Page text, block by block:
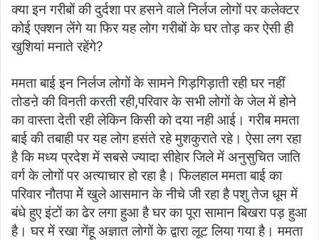
क्या इन गरीबों की दुर्दशा पर हसने वाले निर्लज लोगों पर कलेक्टर
कोई एक्शन लेंगे या फिर यह लोग गरीबों के घर तोड़ कर ऐसी ही
खुशियां मनाते रहेंगे?
ममता बाई इन निर्लज लोगों के सामने गिड़गिड़ाती रही घर नहीं
तोडऩे की विनती करती रही,परिवार के सभी लोगों के जेल में होने
का वास्ता देती रही लेकिन किसी को दया नही आई। गरीब ममता
बाई की तबाही पर यह लोग हसंते रहे मुशकुराते रहे। ऐसा लग रहा
है कि मध्य प्रदेश में सबसे ज्यादा सीहेार जिले में अनुसुचित जाति
वर्ग के लोगों पर अत्याचार हो रहा है। फिलहाल ममता बाई का
परिवार नौतपा मेें खुले आसमान के नीचे जी रहा है पशु तेज धूम में
बंधे हुए इंटों का ढेर लगा हुआ है घर का पूरा सामान बिखरा पड़ हुआ
है। घर में रखा गेंहू अज्ञात लोगों के द्वारा लूट लिया गया है। ममता